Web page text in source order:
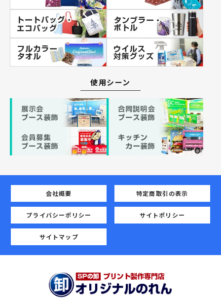
使用シーン
会社概要 特定商取引の表示
プライバシーポリシー サイトポリシー
サイトマップ